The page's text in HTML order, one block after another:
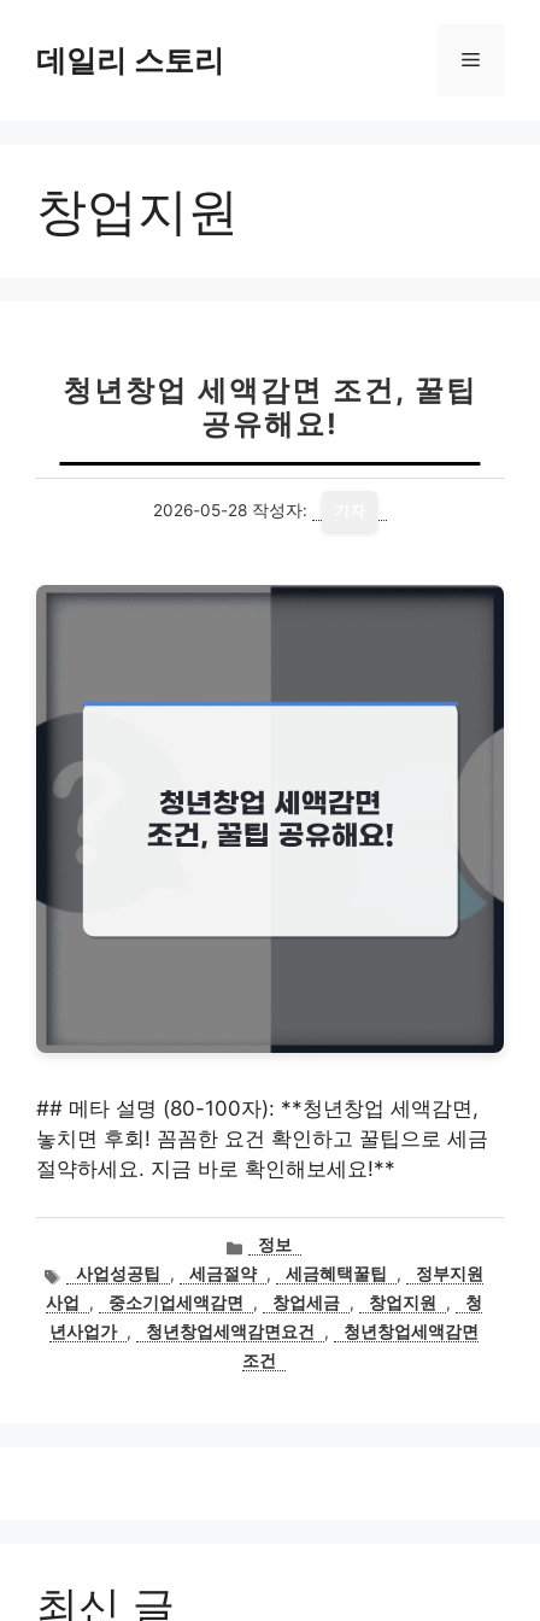
데일리 스토리 메
창업지원
청년창업 세액감면 조건, 꿀팁
공유해요!
2026-05-28 작성자:
## 메타 설명 (80-100자): **청년창업 세액감면,
놓치면 후회! 꼼꼼한 요건 확인하고 꿀팁으로 세금
절약하세요. 지금 바로 확인해보세요!**
카
테
고
리
정보
태
그
사업성공팁 , 세금절약 , 세금혜택꿀팁 ,
정부지원
사업
, 중소기업세액감면 , 창업세금 , 창업지원 ,
청
년사업가 , 청년창업세액감면요건 ,
청년창업세액감면
조건
최신 글